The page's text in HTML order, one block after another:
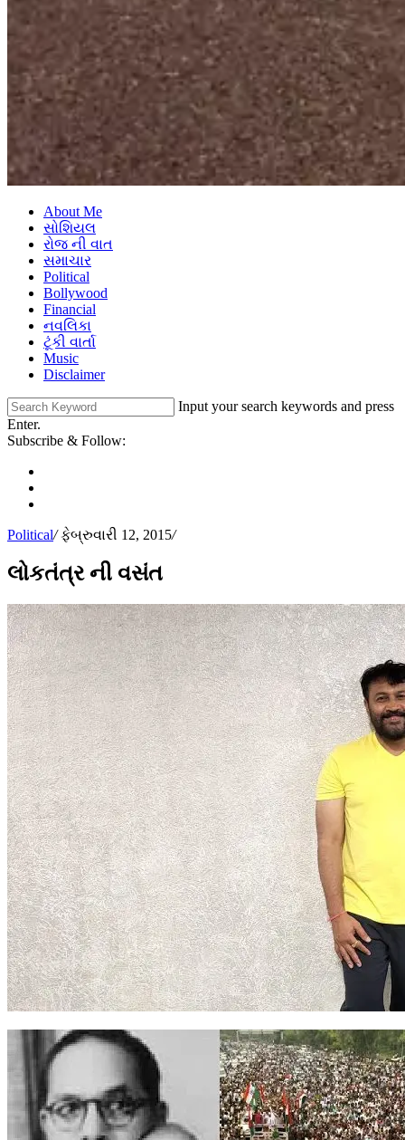
About Me
સોશિયલ
રોજ ની વાત
સમાચાર
Political
Bollywood
Financial
નવલિકા
ટૂંકી વાર્તા
Music
Disclaimer
Input your search keywords and press
Enter.
Subscribe & Follow:
Political/ફેબ્રુવારી 12, 2015/
લોકતંત્ર ની વસંત